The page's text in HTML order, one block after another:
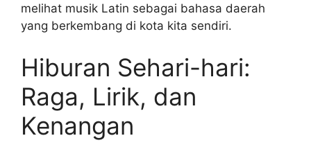
melihat musik Latin sebagai bahasa daerah
yang berkembang di kota kita sendiri.
Hiburan Sehari-hari:
Raga, Lirik, dan
Kenangan